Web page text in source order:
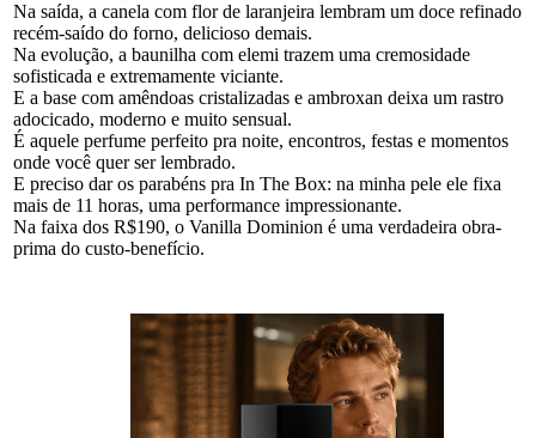
Na saída, a canela com flor de laranjeira lembram um doce refinado
recém-saído do forno, delicioso demais.
Na evolução, a baunilha com elemi trazem uma cremosidade
sofisticada e extremamente viciante.
E a base com amêndoas cristalizadas e ambroxan deixa um rastro
adocicado, moderno e muito sensual.
É aquele perfume perfeito pra noite, encontros, festas e momentos
onde você quer ser lembrado.
E preciso dar os parabéns pra In The Box: na minha pele ele fixa
mais de 11 horas, uma performance impressionante.
Na faixa dos R$190, o Vanilla Dominion é uma verdadeira obra-
prima do custo-benefício.